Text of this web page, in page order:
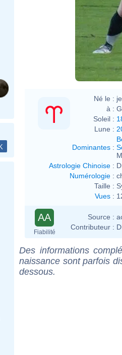
Né le :
à :
Soleil :
Lune :
Dominantes :
Astrologie Chinoise :
Numérologie :
Taille :
Vues :
AA
Fiabilité
Source :
Contributeur :
Des informations
naissance sont parfois
dessous.